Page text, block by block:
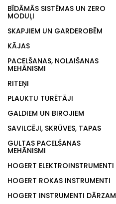
BĪDĀMĀS SISTĒMAS UN ZERO
MODUĻI
SKAPJIEM UN GARDEROBĒM
KĀJAS
PACELŠANAS, NOLAIŠANAS
MEHĀNISMI
RITEŅI
PLAUKTU TURĒTĀJI
GALDIEM UN BIROJIEM
SAVILCĒJI, SKRŪVES, TAPAS
GULTAS PACELŠANAS
MEHĀNISMI
HOGERT ELEKTROINSTRUMENTI
HOGERT ROKAS INSTRUMENTI
HOGERT INSTRUMENTI DĀRZAM